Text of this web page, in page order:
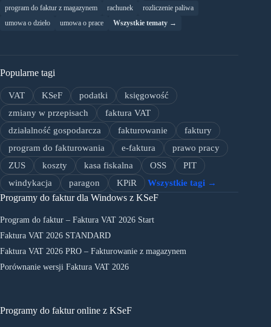
program do faktur z magazynem
rachunek
rozliczenie paliwa
umowa o dzieło
umowa o prace Wszystkie tematy →
Popularne tagi
VAT KSeF podatki
księgowość
zmiany w przepisach
faktura VAT
działalność gospodarcza
fakturowanie
faktury
program do fakturowania
e-faktura
prawo pracy
ZUS
koszty kasa fiskalna OSS
PIT
windykacja
paragon KPiR Wszystkie tagi →
Programy do faktur dla Windows z KSeF
Program do faktur – Faktura VAT 2026 Start
Faktura VAT 2026 STANDARD
Faktura VAT 2026 PRO – Fakturowanie z magazynem
Porównanie wersji Faktura VAT 2026
Programy do faktur online z KSeF